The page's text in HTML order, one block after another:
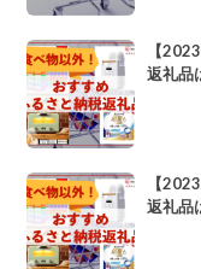
【
返礼品
【
返礼品